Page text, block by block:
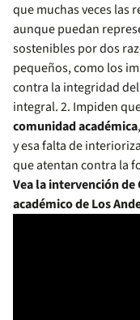
que muchas veces las
aunque puedan
sostenibles por dos
pequeños, como los
contra la integridad
integral. 2. Impiden
comunidad académica
y esa falta de
que atentan contra la
Vea la intervención
académico de Los